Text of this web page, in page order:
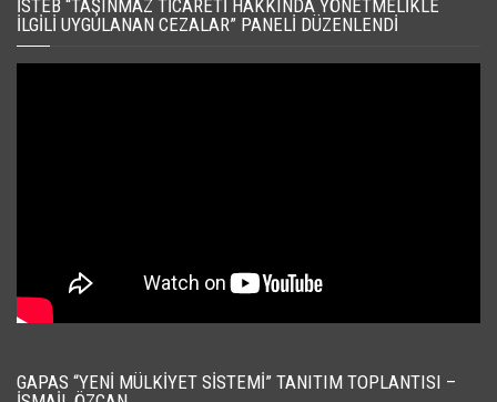
İSTEB “TAŞINMAZ TICARETI HAKKINDA YÖNETMELIKLE
İLGILI UYGULANAN CEZALAR” PANELI DÜZENLENDI
GAPAS “YENI MÜLKIYET SISTEMI” TANITIM TOPLANTISI –